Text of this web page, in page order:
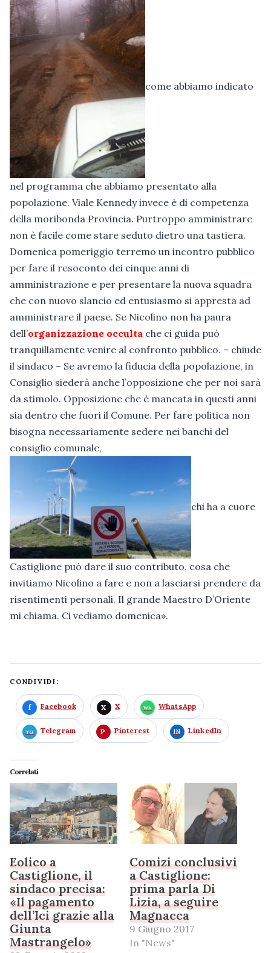
come abbiamo indicato
nel programma che abbiamo presentato alla
popolazione. Viale Kennedy invece è di competenza
della moribonda Provincia. Purtroppo amministrare
non è facile come stare seduto dietro una tastiera.
Domenica pomeriggio terremo un incontro pubblico
per fare il resoconto dei cinque anni di
amministrazione e per presentare la nuova squadra
che con nuovo slancio ed entusiasmo si appresta ad
amministrare il paese. Se Nicolino non ha paura
dell’organizzazione occulta che ci guida può
tranquillamente venire al confronto pubblico. – chiude
il sindaco – Se avremo la fiducia della popolazione, in
Consiglio siederà anche l’opposizione che per noi sarà
da stimolo. Opposizione che è mancata in questi anni
sia dentro che fuori il Comune. Per fare politica non
bisogna necessariamente sedere nei banchi del
consiglio comunale,
chi ha a cuore
Castiglione può dare il suo contributo, cosa che
invitiamo Nicolino a fare e non a lasciarsi prendere da
risentimenti personali. Il grande Maestro D’Oriente
mi chiama. Ci vediamo domenica».
CONDIVIDI:
Facebook X WhatsApp
Telegram Pinterest LinkedIn
Correlati
Eolico a
Castiglione, il
sindaco precisa:
«Il pagamento
dell’Ici grazie alla
Giunta
Mastrangelo»
Comizi conclusivi
a Castiglione:
prima parla Di
Lizia, a seguire
Magnacca
9 Giugno 2017
In "News"